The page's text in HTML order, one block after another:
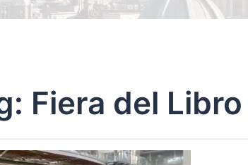
Fiera del Libro